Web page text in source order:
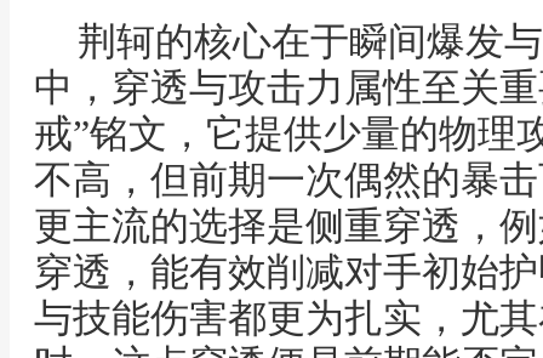
荆轲的核心在于瞬间爆发
中，穿透与攻击力属性至关
戒”铭文，它提供少量的物理
不高，但前期一次偶然的暴
更主流的选择是侧重穿透，
穿透，能有效削减对手初始
与技能伤害都更为扎实，尤